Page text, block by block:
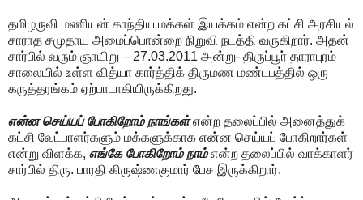
தமிழருவி மணியன் காந்திய மக்கள் இயக்கம் என்ற கட்சி அரசியல்
சாராத சமுதாய அமைப்பொன்றை நிறுவி நடத்தி வருகிறார். அதன்
சார்பில் வரும் ஞாயிறு – 27.03.2011 அன்று- திருப்பூர் தாராபுரம்
சாலையில் உள்ள வித்யா கார்த்திக் திருமண மண்டபத்தில் ஒரு
கருத்தரங்கம் ஏற்பாடாகியிருக்கிறது.
என்ன செய்யப் போகிறோம் நாங்கள்என்ற தலைப்பில் அனைத்துக்
கட்சி வேட்பாளர்களும் மக்களுக்காக என்ன செய்யப் போகிறார்கள்
என்று விளக்க, எங்கே போகிறோம் நாம்என்ற தலைப்பில் வாக்காளர்
சார்பில் திரு. பாரதி கிருஷ்ணகுமார் பேச இருக்கிறார்.